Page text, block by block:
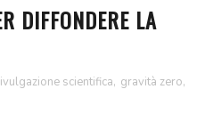
DIFFONDERE LA
scientifica, gravità zero,